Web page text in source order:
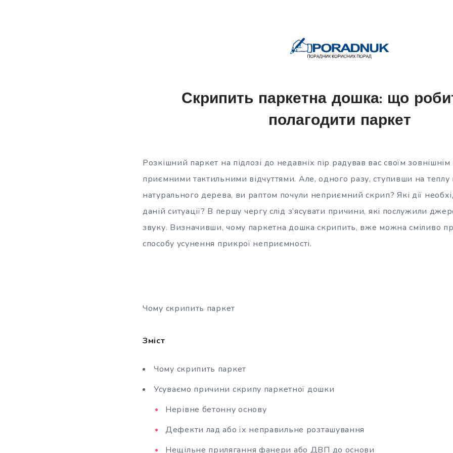
Скрипить паркетна дошка: що
полагодити паркет
Розкішний паркет на підлозі до недавніх пір радував вас своїм
приємними тактильними відчуттями. Але, одного разу, ступивши на
натурального дерева, ви раптом почули неприємний скрип? Які дії
даній ситуації? В першу чергу слід з’ясувати причини, які послужили
звуку. Визначивши, чому паркетна дошка скрипить, вже можна сміливо
способу усунення прикрої неприємності.
Чому скрипить паркет
Зміст
Чому скрипить паркет
Усуваємо причини скрипу паркетної дошки
Нерівне бетонну основу
Дефекти лад або їх неправильне розташування
Нещільне прилягання фанери або ДВП до основи